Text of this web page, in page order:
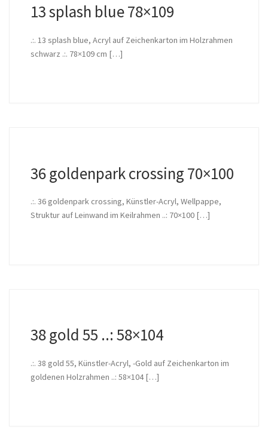
13 splash blue 78×109
.:. 13 splash blue, Acryl auf Zeichenkarton im Holzrahmen
schwarz .:. 78×109 cm […]
36 goldenpark crossing 70×100
.:. 36 goldenpark crossing, Künstler-Acryl, Wellpappe,
Struktur auf Leinwand im Keilrahmen ..: 70×100 […]
38 gold 55 ..: 58×104
.:. 38 gold 55, Künstler-Acryl, -Gold auf Zeichenkarton im
goldenen Holzrahmen ..: 58×104 […]